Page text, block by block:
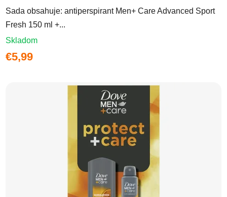
Sada obsahuje: antiperspirant Men+ Care Advanced Sport
Fresh 150 ml +...
Skladom
€5,99